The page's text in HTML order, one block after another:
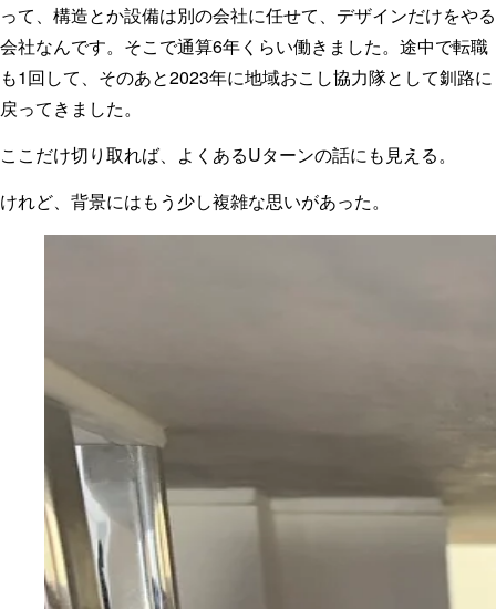
って、構造とか設備は別の会社に任せて、デザインだけをやる
会社なんです。そこで通算6年くらい働きました。途中で転職
も1回して、そのあと2023年に地域おこし協力隊として釧路に
戻ってきました。
ここだけ切り取れば、よくあるUターンの話にも見える。
けれど、背景にはもう少し複雑な思いがあった。